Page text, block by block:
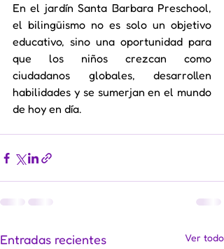
En el jardín Santa Barbara Preschool,
el bilingüismo no es solo un objetivo
educativo, sino una oportunidad para
que los niños crezcan como
ciudadanos globales, desarrollen
habilidades y se sumerjan en el mundo
de hoy en día.
Entradas recientes Ver todo